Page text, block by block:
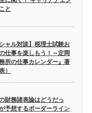
と
ャル対談】税理士試験お
仕事を楽しもう！～定岡
所の仕事カレンダー』著
）
財務諸表論はどうだっ
予想するボーダーライン